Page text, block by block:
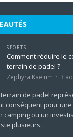
SPORTS
Comment réduire le
terrain de padel ?
Zephyra Kaelum 3
de padel
conséquent pour une
camping ou un
plusieurs…